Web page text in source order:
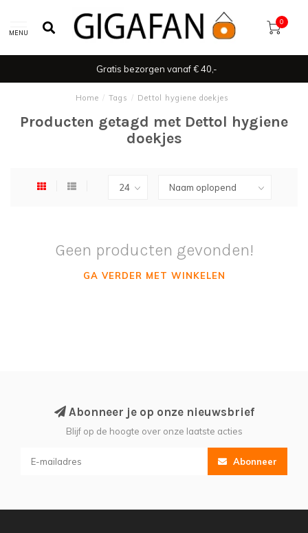
MENU
0
Gratis bezorgen vanaf € 40,-
Home / Tags / Dettol hygiene doekjes
Producten getagd met Dettol hygiene
doekjes
Geen producten gevonden!
GA VERDER MET WINKELEN
Abonneer je op onze nieuwsbrief
Blijf op de hoogte over onze laatste acties
Abonneer